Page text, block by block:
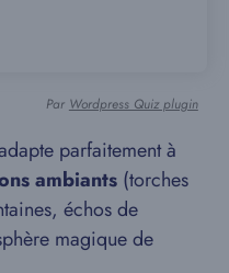
Par Wordpress Quiz plugin
parfaitement à
ambiants (torches
échos de
magique de